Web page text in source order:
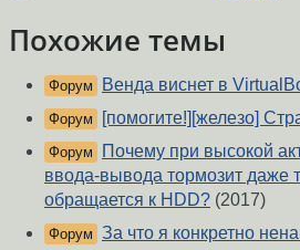
Похожие темы
Форум Венда виснет в
Форум [помогите!][железо]
Форум
Почему при высокой
ввода-вывода тормозит даже
обращается к HDD? (2017)
Форум За что я конкретно